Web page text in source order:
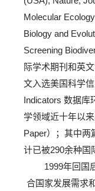
Molecular
Biology and
Screening
际学术期刊和英
文入选美国科学
Indicators 数据库
学领域近十年以
Paper）；其中两
计已被290余种国
1999年回国后
合国家发展需求